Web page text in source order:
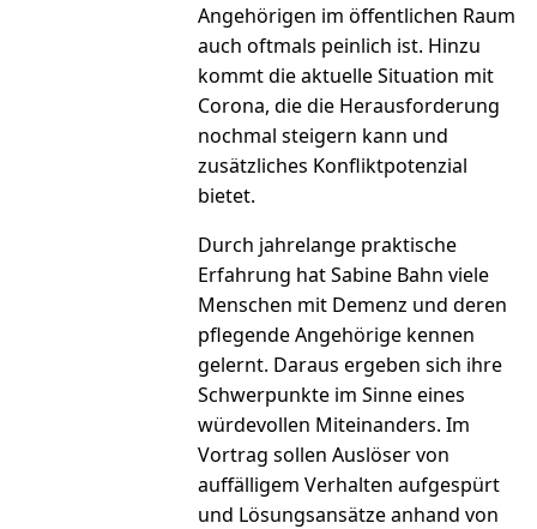
Angehörigen im öffentlichen Raum
auch oftmals peinlich ist. Hinzu
kommt die aktuelle Situation mit
Corona, die die Herausforderung
nochmal steigern kann und
zusätzliches Konfliktpotenzial
bietet.
Durch jahrelange praktische
Erfahrung hat Sabine Bahn viele
Menschen mit Demenz und deren
pflegende Angehörige kennen
gelernt. Daraus ergeben sich ihre
Schwerpunkte im Sinne eines
würdevollen Miteinanders. Im
Vortrag sollen Auslöser von
auffälligem Verhalten aufgespürt
und Lösungsansätze anhand von